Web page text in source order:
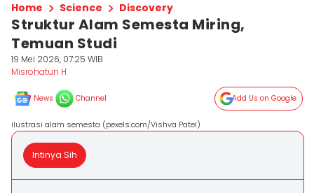
Home Science Discovery
Struktur Alam Semesta Miring,
Temuan Studi
19 Mei 2026, 07:25 WIB
Misrohatun H
News Channel Add Us on Google
ilustrasi alam semesta (pexels.com/Vishva Patel)
Intinya Sih